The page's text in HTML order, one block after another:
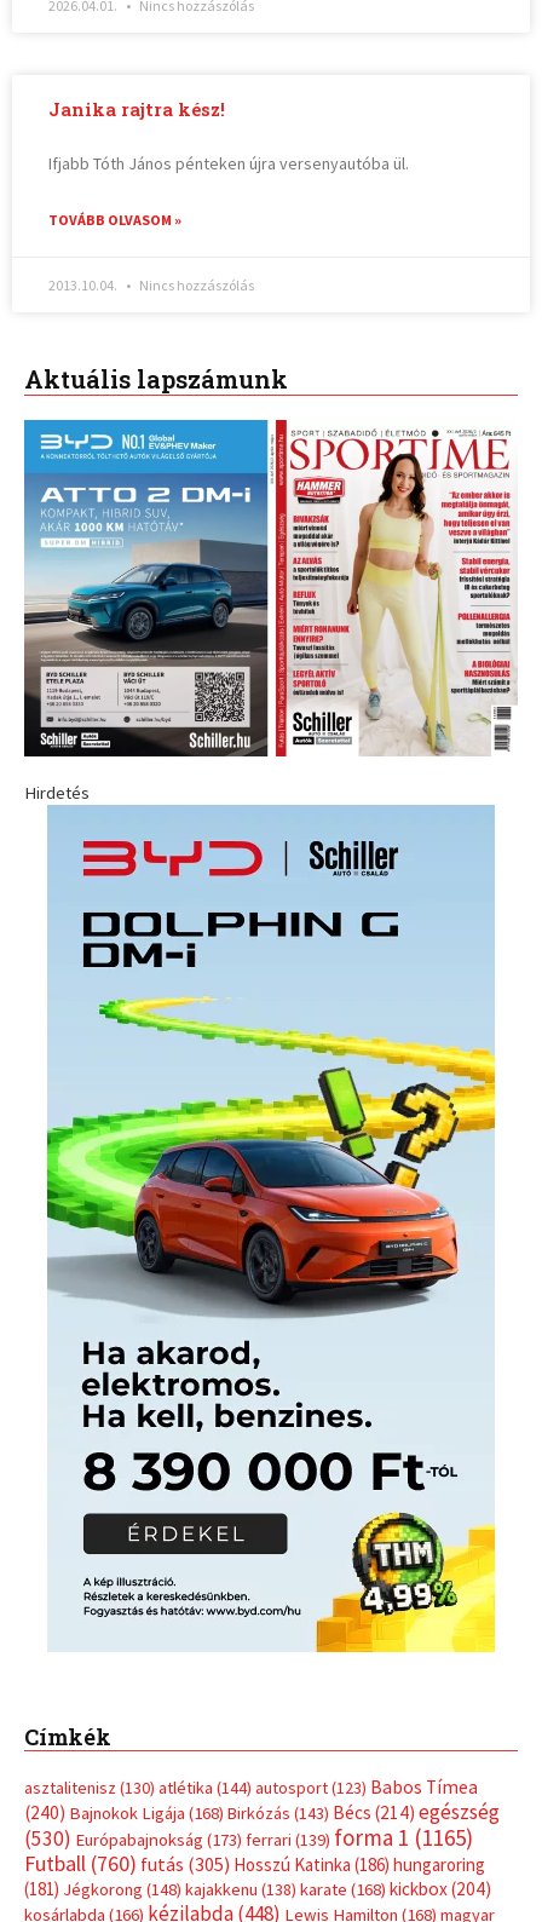
2026.04.01. Nincs hozzászólás
Janika rajtra kész!
Ifjabb Tóth János pénteken újra versenyautóba ül.
TOVÁBB OLVASOM »
2013.10.04. Nincs hozzászólás
Aktuális lapszámunk
Hirdetés
Címkék
asztalitenisz (130) atlétika (144) autosport(123) Babos Tímea
(240) Bajnokok Ligája (168) Birkózás (143) Bécs (214) egészség
(530) Európabajnokság (173) ferrari (139) forma 1 (1165)
Futball (760) futás (305) Hosszú Katinka (186) hungaroring
(181) Jégkorong (148) kajakkenu (138) karate (168) kickbox(204)
kosárlabda (166) kézilabda(448) Lewis Hamilton (168) magyar